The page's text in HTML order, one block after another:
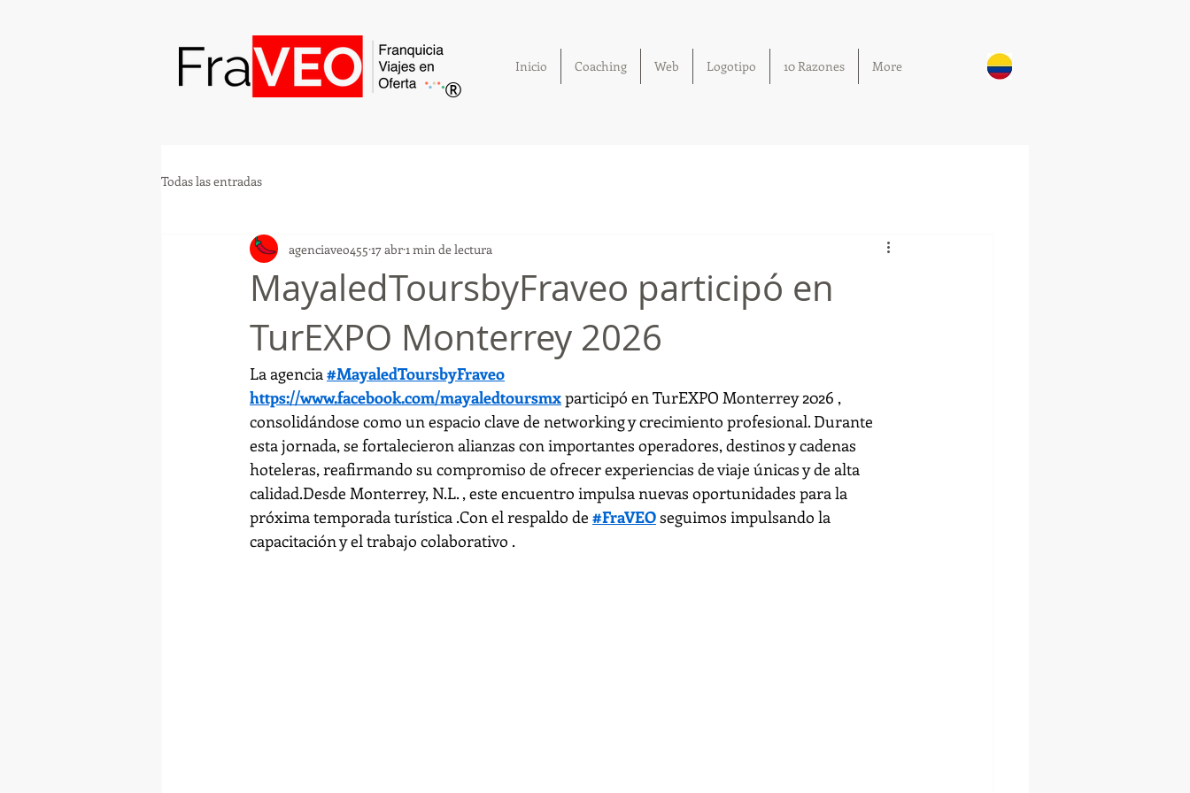
®
Inicio Coaching Web Logotipo 10 Razones More
Todas las entradas
MayaledToursbyFraveo participó en
TurEXPO Monterrey 2026
agenciaveo455 17 abr1 min de lectura
La agencia #MayaledToursbyFraveo
https://www.facebook.com/mayaledtoursmx participó en TurEXPO Monterrey 2026 ,
consolidándose como un espacio clave de networking y crecimiento profesional. Durante
esta jornada, se fortalecieron alianzas con importantes operadores, destinos y cadenas
hoteleras, reafirmando su compromiso de ofrecer experiencias de viaje únicas y de alta
calidad.Desde Monterrey, N.L. , este encuentro impulsa nuevas oportunidades para la
próxima temporada turística .Con el respaldo de #FraVEO seguimos impulsando la
capacitación y el trabajo colaborativo .